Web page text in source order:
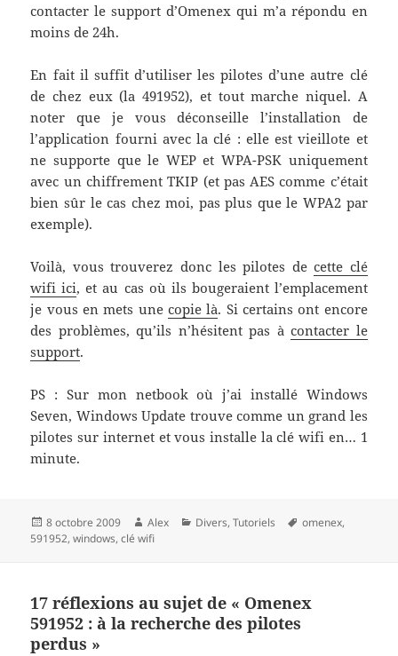
contacter le support d’Omenex qui m’a répondu en
moins de 24h.
En fait il suffit d’utiliser les pilotes d’une autre clé
de chez eux (la 491952), et tout marche niquel. A
noter que je vous déconseille l’installation de
l’application fourni avec la clé : elle est vieillote et
ne supporte que le WEP et WPA-PSK uniquement
avec un chiffrement TKIP (et pas AES comme c’était
bien sûr le cas chez moi, pas plus que le WPA2 par
exemple).
Voilà, vous trouverez donc les pilotes decette clé
wifi ici, et au cas où ils bougeraient l’emplacement
je vous en mets une copie là. Si certains ont encore
des problèmes, qu’ils n’hésitent pas àcontacter le
support.
PS : Sur mon netbook où j’ai installé Windows
Seven, Windows Update trouve comme un grand les
pilotes sur internet et vous installe la clé wifi en… 1
minute.
Publié
le
8 octobre 2009 Auteur
Alex Catégories
Divers,Tutoriels
Mots-
omenex,
591952,windows,clé wifi
17 réflexions au sujet de « Omenex
591952 : à la recherche des pilotes
perdus »